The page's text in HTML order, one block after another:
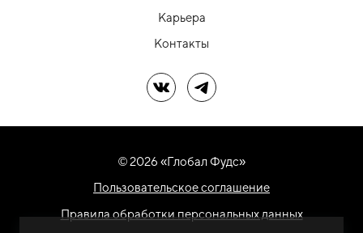
Карьера
Контакты
Мы в ВКМы в Telegram
© 2026 «Глобал Фудс»
Пользовательское соглашение
Правила обработки персональных данных